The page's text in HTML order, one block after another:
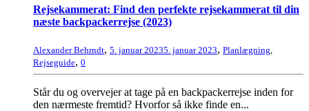
Rejsekammerat: Find den perfekte rejsekammerat til din
næste backpackerrejse (2023)
Alexander Behrndt, 5. januar 20235. januar 2023, Planlægning
Rejseguide, 0
Står du og overvejer at tage på en backpackerrejse inden for
den nærmeste fremtid? Hvorfor så ikke finde en...